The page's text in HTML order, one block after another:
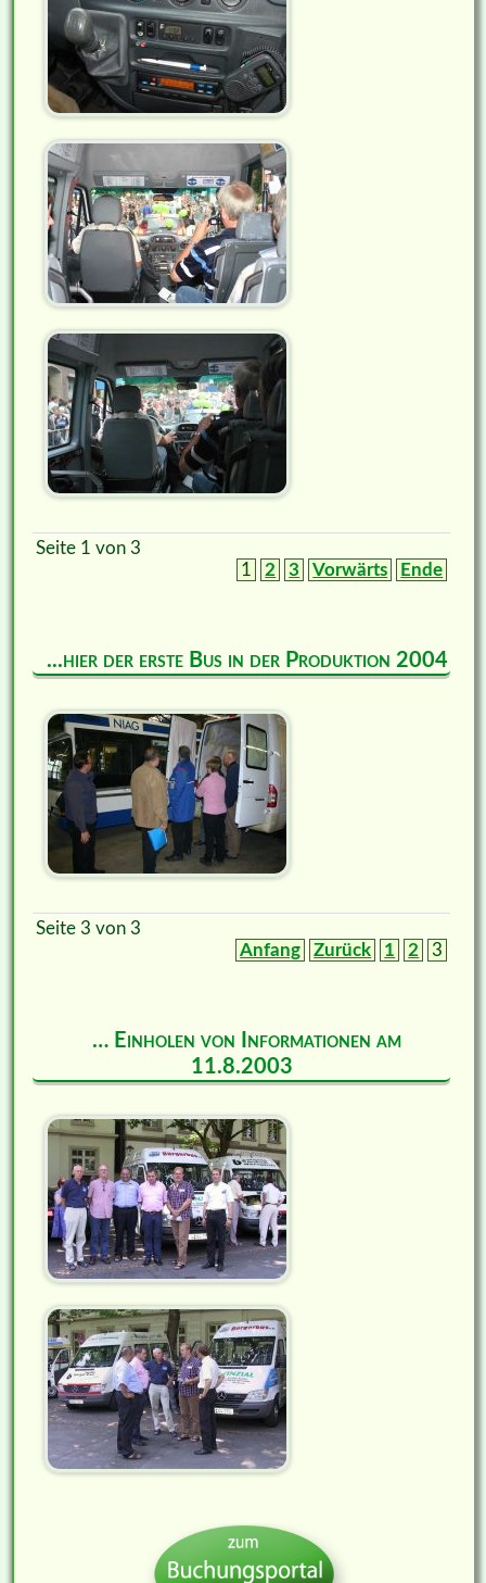
Seite 1 von 3
1
2 3 Vorwärts Ende
...hier der erste Bus in der Produktion 2004
Seite 3 von 3
Anfang
Zurück 1 2 3
… Einholen von Informationen am
11.8.2003